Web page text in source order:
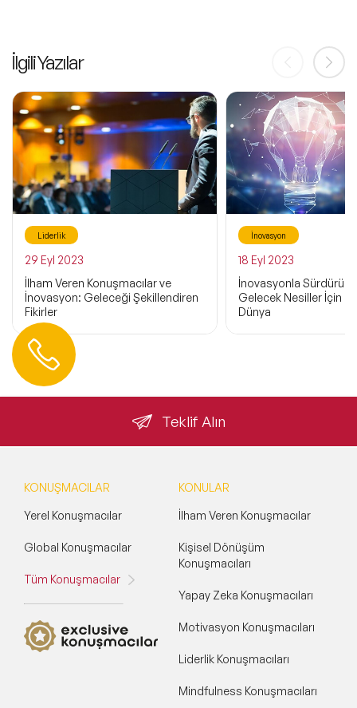
İlgili Yazılar
Liderlik
29 Eyl 2023
İlham Veren Konuşmacılar ve
İnovasyon: Geleceği Şekillendiren
Fikirler
İnovasyon
18 Eyl 2023
İnovasyonla
Gelecek Nesiller İçin
Dünya
Teklif Alın
Hemen Ulaşın
KONUŞMACILAR
Yerel Konuşmacılar
Global Konuşmacılar
Tüm Konuşmacılar
KONULAR
İlham Veren Konuşmacılar
Kişisel Dönüşüm
Konuşmacıları
Yapay Zeka Konuşmacıları
Motivasyon Konuşmacıları
Liderlik Konuşmacıları
Mindfulness Konuşmacıları